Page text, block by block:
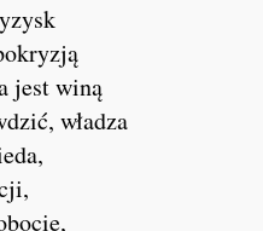
jest winą
władza